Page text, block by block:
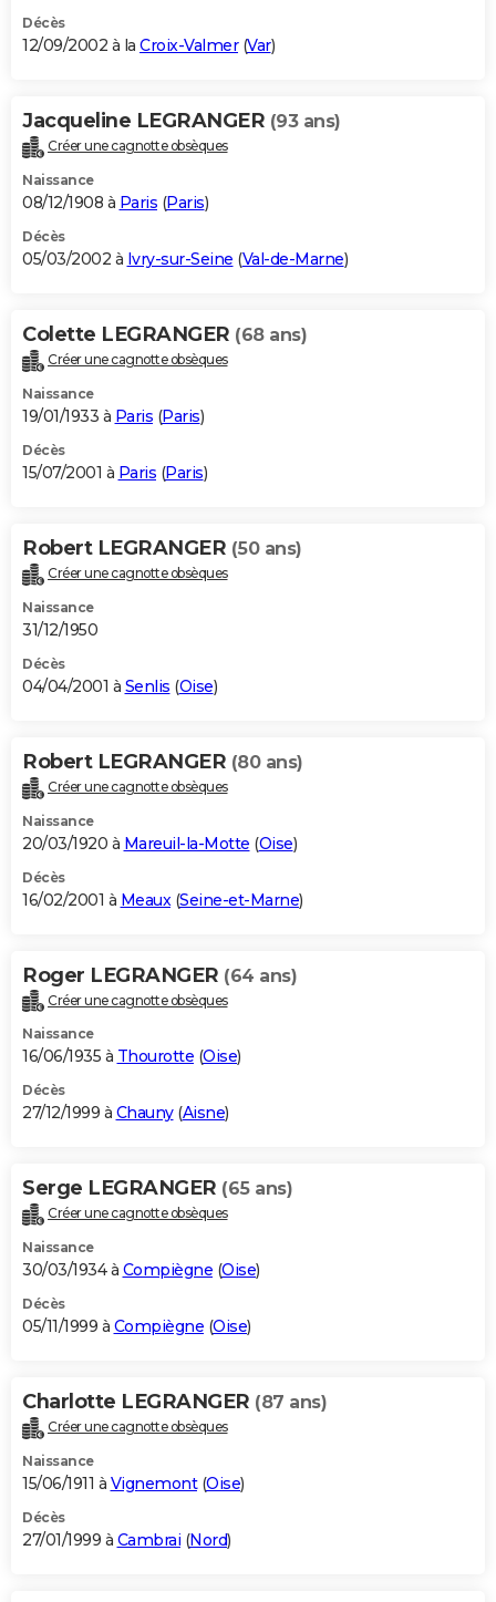
Décès
12/09/2002 à la Croix-Valmer(Var)
Jacqueline LEGRANGER (93 ans)
Créer une cagnotte obsèques
Naissance
08/12/1908 à Paris (Paris)
Décès
05/03/2002 à Ivry-sur-Seine (Val-de-Marne)
Colette LEGRANGER (68 ans)
Créer une cagnotte obsèques
Naissance
19/01/1933 à Paris (Paris)
Décès
15/07/2001 à Paris (Paris)
Robert LEGRANGER (50 ans)
Créer une cagnotte obsèques
Naissance
31/12/1950
Décès
04/04/2001 à Senlis (Oise)
Robert LEGRANGER (80 ans)
Créer une cagnotte obsèques
Naissance
20/03/1920 à Mareuil-la-Motte (Oise)
Décès
16/02/2001 à Meaux (Seine-et-Marne)
Roger LEGRANGER (64 ans)
Créer une cagnotte obsèques
Naissance
16/06/1935 à Thourotte (Oise)
Décès
27/12/1999 à Chauny(Aisne)
Serge LEGRANGER (65 ans)
Créer une cagnotte obsèques
Naissance
30/03/1934 à Compiègne (Oise)
Décès
05/11/1999 à Compiègne (Oise)
Charlotte LEGRANGER (87 ans)
Créer une cagnotte obsèques
Naissance
15/06/1911 à Vignemont(Oise)
Décès
27/01/1999 à Cambrai (Nord)